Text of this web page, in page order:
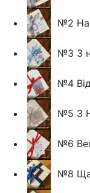
№2
№3 З
№4
№5 З
№6
№8